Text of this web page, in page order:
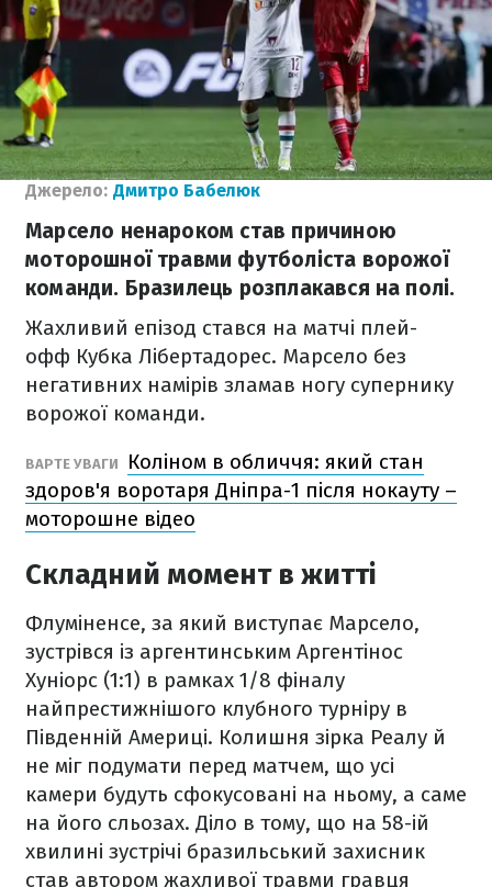
Джерело: Дмитро Бабелюк
Марсело ненароком став причиною
моторошної травми футболіста ворожої
команди. Бразилець розплакався на полі.
Жахливий епізод стався на матчі плей-
офф Кубка Лібертадорес. Марсело без
негативних намірів зламав ногу супернику
ворожої команди.
ВАРТЕ УВАГИ
Коліном в обличчя: який стан
здоров'я воротаря Дніпра-1 після нокауту –
моторошне відео
Складний момент в житті
Флуміненсе, за який виступає Марсело,
зустрівся із аргентинським Аргентінос
Хуніорс (1:1) в рамках 1/8 фіналу
найпрестижнішого клубного турніру в
Південній Америці. Колишня зірка Реалу й
не міг подумати перед матчем, що усі
камери будуть сфокусовані на ньому, а саме
на його сльозах. Діло в тому, що на 58-ій
хвилині зустрічі бразильський захисник
став автором жахливої травми гравця